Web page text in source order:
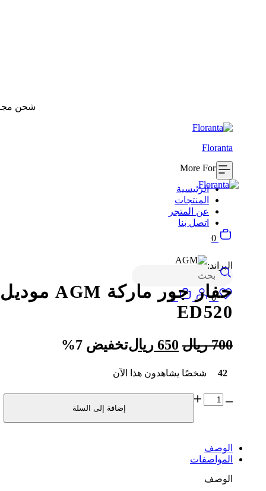
شحن مجاني للطلبات
Floranta
More For You
الرئيسية
المنتجات
عن المتجر
اتصل بنا
البحث
0
Wishlist
Login
0
السلة
0
البراند:
حفار جور ماركة AGM موديل
ED520
700 ريال السعر
هو:
700 ريال.
650 ريالالسعر
هو:
650 ريال.
تخفيض 7%
42 شخصًا يشاهدون هذا الآن
كمية
موديل
ED520
إضافة إلى السلة
الوصف
المواصفات
الوصف